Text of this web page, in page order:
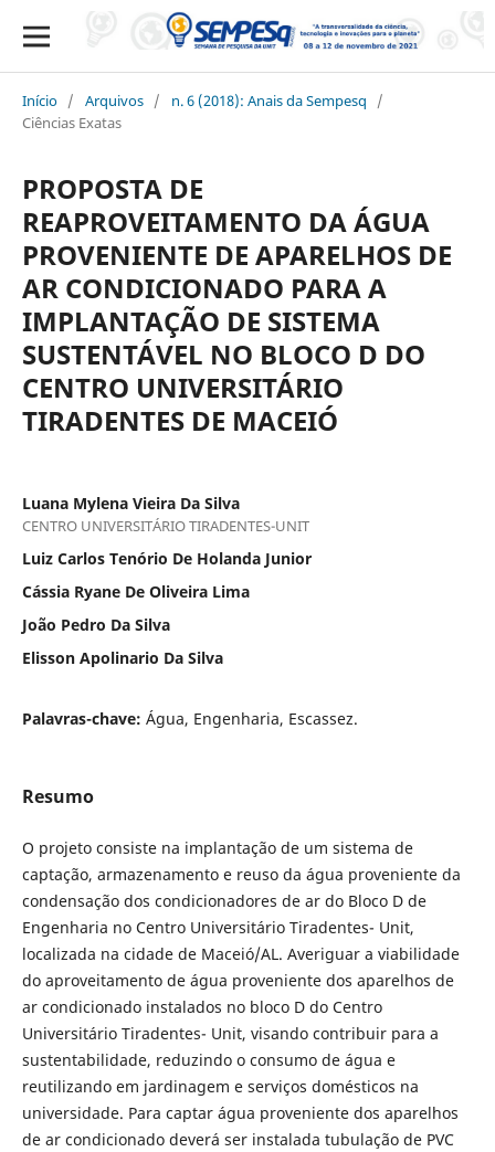
Início / Arquivos / n. 6 (2018): Anais da Sempesq
/
Ciências Exatas
PROPOSTA DE
REAPROVEITAMENTO DA ÁGUA
PROVENIENTE DE APARELHOS DE
AR CONDICIONADO PARA A
IMPLANTAÇÃO DE SISTEMA
SUSTENTÁVEL NO BLOCO D DO
CENTRO UNIVERSITÁRIO
TIRADENTES DE MACEIÓ
Luana Mylena Vieira Da Silva
CENTRO UNIVERSITÁRIO TIRADENTES-UNIT
Luiz Carlos Tenório De Holanda Junior
Cássia Ryane De Oliveira Lima
João Pedro Da Silva
Elisson Apolinario Da Silva
Palavras-chave: Água, Engenharia, Escassez.
Resumo
O projeto consiste na implantação de um sistema de
captação, armazenamento e reuso da água proveniente da
condensação dos condicionadores de ar do Bloco D de
Engenharia no Centro Universitário Tiradentes- Unit,
localizada na cidade de Maceió/AL. Averiguar a viabilidade
do aproveitamento de água proveniente dos aparelhos de
ar condicionado instalados no bloco D do Centro
Universitário Tiradentes- Unit, visando contribuir para a
sustentabilidade, reduzindo o consumo de água e
reutilizando em jardinagem e serviços domésticos na
universidade. Para captar água proveniente dos aparelhos
de ar condicionado deverá ser instalada tubulação de PVC